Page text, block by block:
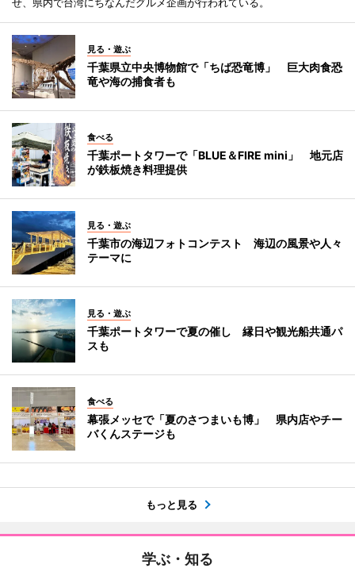
見る・遊ぶ
千葉県立中央博物館で「ちば恐竜博」 巨大肉食恐
竜や海の捕食者も
食べる
千葉ポートタワーで「BLUE＆FIRE mini」 地元店
が鉄板焼き料理提供
見る・遊ぶ
千葉市の海辺フォトコンテスト 海辺の風景や人々
テーマに
見る・遊ぶ
千葉ポートタワーで夏の催し 縁日や観光船共通パ
スも
食べる
幕張メッセで「夏のさつまいも博」 県内店やチー
バくんステージも
もっと見る
学ぶ・知る